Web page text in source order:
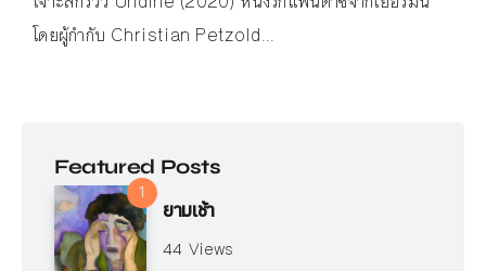
โดยผู้กำกับ Christian Petzold...
Featured Posts
ยามเช้า
44 Views